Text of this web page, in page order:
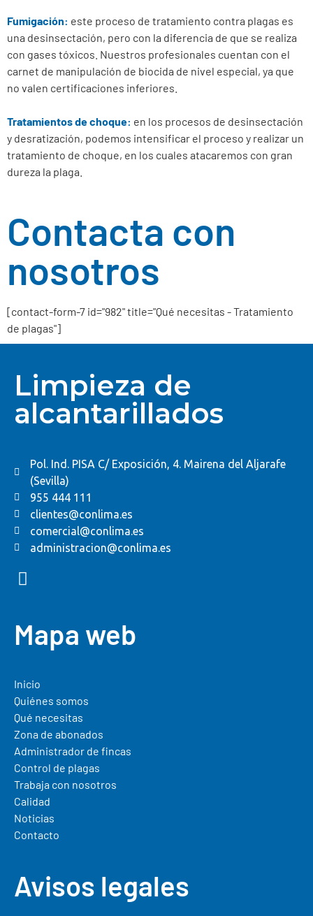
Fumigación: este proceso de tratamiento contra plagas es
una desinsectación, pero con la diferencia de que se realiza
con gases tóxicos. Nuestros profesionales cuentan con el
carnet de manipulación de biocida de nivel especial, ya que
no valen certificaciones inferiores.
Tratamientos de choque: en los procesos de desinsectación
y desratización, podemos intensificar el proceso y realizar un
tratamiento de choque, en los cuales atacaremos con gran
dureza la plaga.
Contacta con
nosotros
[contact-form-7 id="982" title="Qué necesitas - Tratamiento
de plagas"]
Limpieza de
alcantarillados
Pol. Ind. PISA C/ Exposición, 4. Mairena del Aljarafe
(Sevilla)
955 444 111
clientes@conlima.es
comercial@conlima.es
administracion@conlima.es
Mapa web
Inicio
Quiénes somos
Qué necesitas
Zona de abonados
Administrador de fincas
Control de plagas
Trabaja con nosotros
Calidad
Noticias
Contacto
Avisos legales